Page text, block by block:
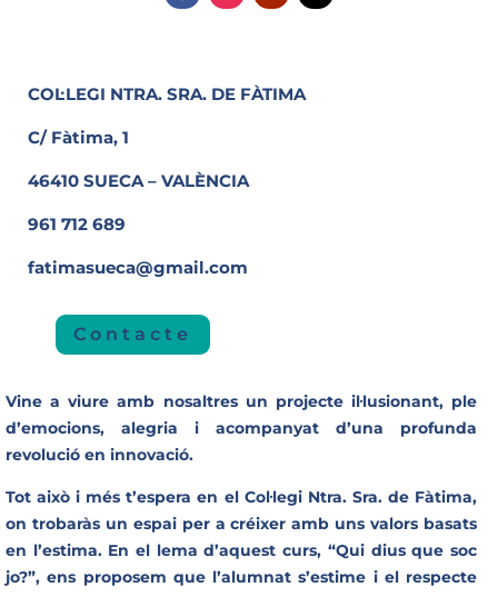
COL·LEGI NTRA. SRA. DE FÀTIMA
C/ Fàtima, 1
46410 SUECA – VALÈNCIA
961 712 689
fatimasueca@gmail.com
Contacte
Vine a viure amb nosaltres un projecte il·lusionant, ple
d’emocions, alegria i acompanyat d’una profunda
revolució en innovació.
Tot això i més t’espera en el Col·legi Ntra. Sra. de Fàtima,
on trobaràs un espai per a créixer amb uns valors basats
en l’estima. En el lema d’aquest curs, “Qui dius que soc
jo?”, ens proposem que l’alumnat s’estime i el respecte